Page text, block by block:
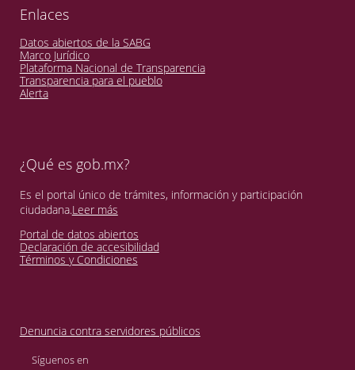
Enlaces
Datos abiertos de la SABG
Marco Jurídico
Plataforma Nacional de Transparencia
Transparencia para el pueblo
Alerta
¿Qué es gob.mx?
Es el portal único de trámites, información y participación
ciudadana.Leer más
Portal de datos abiertos
Declaración de accesibilidad
Términos y Condiciones
Denuncia contra servidores públicos
Síguenos en